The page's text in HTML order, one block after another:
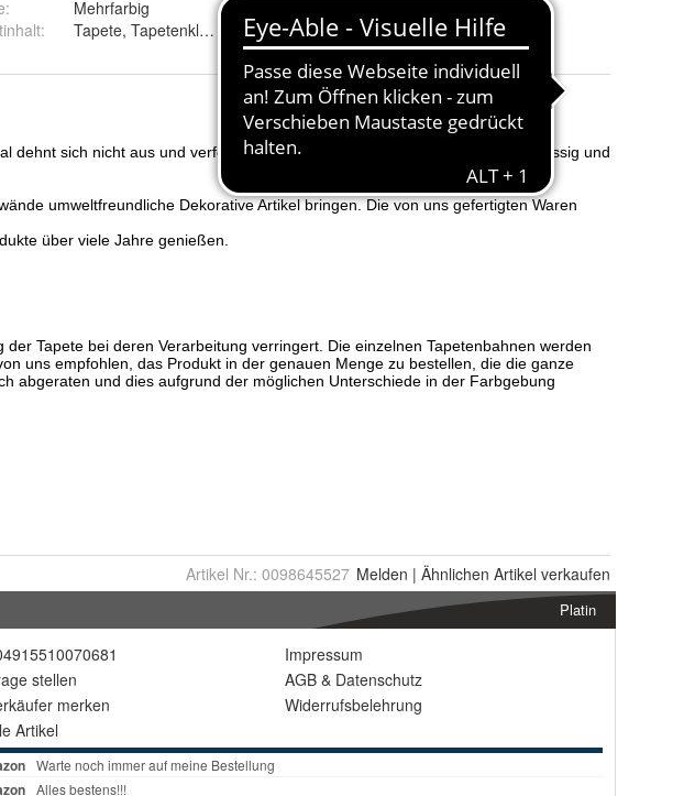
:
Mehrfarbig
: Tapete, Tapetenkleister, Montageanleitung
Artikel Nr.: 0098645527 Melden | Ähnlichen Artikel verkaufen
Platin
stellen
merken
Artikel
Impressum
AGB & Datenschutz
Widerrufsbelehrung